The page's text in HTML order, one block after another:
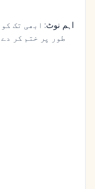
اہم نوٹ: ابھی تک
طور پر ختم کر